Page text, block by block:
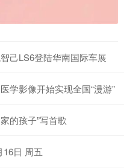
己LS6登陆华南国际车展
学影像开始实现全国“漫游”
的孩子”写首歌
16日 周五